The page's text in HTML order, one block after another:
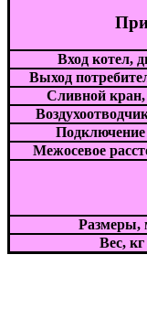
Вход котел,
Выход
Сливной
Подключение
Межосевое
Размеры,
Вес, кг